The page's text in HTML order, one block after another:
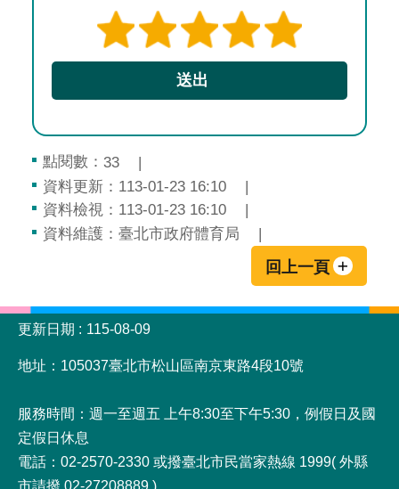
點閱數： 33
資料更新：113-01-23 16:10
資料檢視：113-01-23 16:10
資料維護：臺北市政府體育局
回上一頁
:::
更新日期
115-08-09
地址：105037臺北市松山區南京東路4段10號
服務時間：週一至週五 上午8:30至下午5:30，例假日及國
定假日休息
電話：02-2570-2330 或撥臺北市民當家熱線 1999( 外縣
市請撥 02-27208889 )